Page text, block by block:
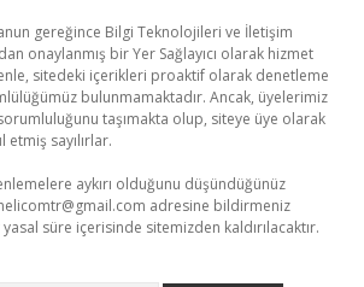
gereğince Bilgi Teknolojileri ve İletişim
onaylanmış bir Yer Sağlayıcı olarak hizmet
sitedeki içerikleri proaktif olarak denetleme
bulunmamaktadır. Ancak, üyelerimiz
taşımakta olup, siteye üye olarak
sayılırlar.
aykırı olduğunu düşündüğünüz
adresine bildirmeniz
süre içerisinde sitemizden kaldırılacaktır.